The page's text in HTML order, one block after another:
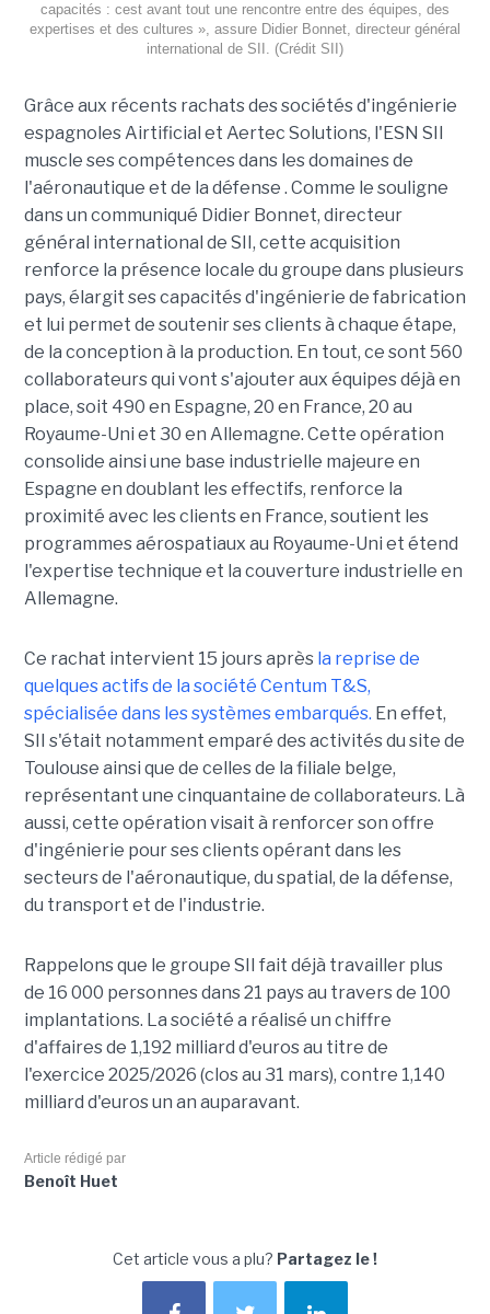
capacités : cest avant tout une rencontre entre des équipes, des
expertises et des cultures », assure Didier Bonnet, directeur général
international de SII. (Crédit SII)
Grâce aux récents rachats des sociétés d'ingénierie
espagnoles Airtificial et Aertec Solutions, l'ESN SII
muscle ses compétences dans les domaines de
l'aéronautique et de la défense . Comme le souligne
dans un communiqué Didier Bonnet, directeur
général international de SII, cette acquisition
renforce la présence locale du groupe dans plusieurs
pays, élargit ses capacités d'ingénierie de fabrication
et lui permet de soutenir ses clients à chaque étape,
de la conception à la production. En tout, ce sont 560
collaborateurs qui vont s'ajouter aux équipes déjà en
place, soit 490 en Espagne, 20 en France, 20 au
Royaume-Uni et 30 en Allemagne. Cette opération
consolide ainsi une base industrielle majeure en
Espagne en doublant les effectifs, renforce la
proximité avec les clients en France, soutient les
programmes aérospatiaux au Royaume-Uni et étend
l'expertise technique et la couverture industrielle en
Allemagne.
Ce rachat intervient 15 jours après la reprise de
quelques actifs de la société Centum T&S,
spécialisée dans les systèmes embarqués. En effet,
SII s'était notamment emparé des activités du site de
Toulouse ainsi que de celles de la filiale belge,
représentant une cinquantaine de collaborateurs. Là
aussi, cette opération visait à renforcer son offre
d'ingénierie pour ses clients opérant dans les
secteurs de l'aéronautique, du spatial, de la défense,
du transport et de l'industrie.
Rappelons que le groupe SII fait déjà travailler plus
de 16 000 personnes dans 21 pays au travers de 100
implantations. La société a réalisé un chiffre
d'affaires de 1,192 milliard d'euros au titre de
l'exercice 2025/2026 (clos au 31 mars), contre 1,140
milliard d'euros un an auparavant.
Article rédigé par
Benoît Huet
Cet article vous a plu? Partagez le !